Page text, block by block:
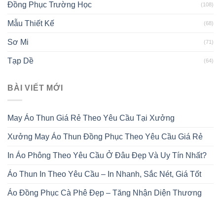
Đồng Phục Trường Học (108)
Mẫu Thiết Kế (68)
Sơ Mi (71)
Tạp Dề (64)
BÀI VIẾT MỚI
May Áo Thun Giá Rẻ Theo Yêu Cầu Tại Xưởng
Xưởng May Áo Thun Đồng Phục Theo Yêu Cầu Giá Rẻ
In Áo Phông Theo Yêu Cầu Ở Đâu Đẹp Và Uy Tín Nhất?
Áo Thun In Theo Yêu Cầu – In Nhanh, Sắc Nét, Giá Tốt
Áo Đồng Phục Cà Phê Đẹp – Tăng Nhận Diện Thương